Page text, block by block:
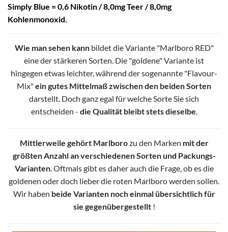
Simply Blue = 0,6 Nikotin / 8,0mg Teer / 8,0mg
Kohlenmonoxid.
Wie man sehen kannbildet die Variante "Marlboro RED"
eine der stärkeren Sorten. Die "goldene" Variante ist
hingegen etwas leichter, während der sogenannte "Flavour-
Mix"ein gutes Mittelmaß zwischen den beiden Sorten
darstellt. Doch ganz egal für welche Sorte Sie sich
entscheiden - die Qualität bleibt stets dieselbe.
Mittlerweile gehört Marlborozu den Marken mit der
größten Anzahl an verschiedenen Sorten und Packungs-
Varianten. Oftmals gibt es daher auch die Frage, ob es die
goldenen oder doch lieber die roten Marlboro werden sollen.
Wir haben beide Varianten noch einmal übersichtlich für
sie gegenübergestellt!